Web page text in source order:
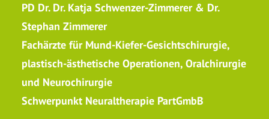
PD Dr. Dr. Katja Schwenzer-Zimmerer & Dr.
Stephan Zimmerer
Fachärzte für Mund-Kiefer-Gesichtschirurgie,
plastisch-ästhetische Operationen, Oralchirurgie
und Neurochirurgie
Schwerpunkt Neuraltherapie PartGmbB